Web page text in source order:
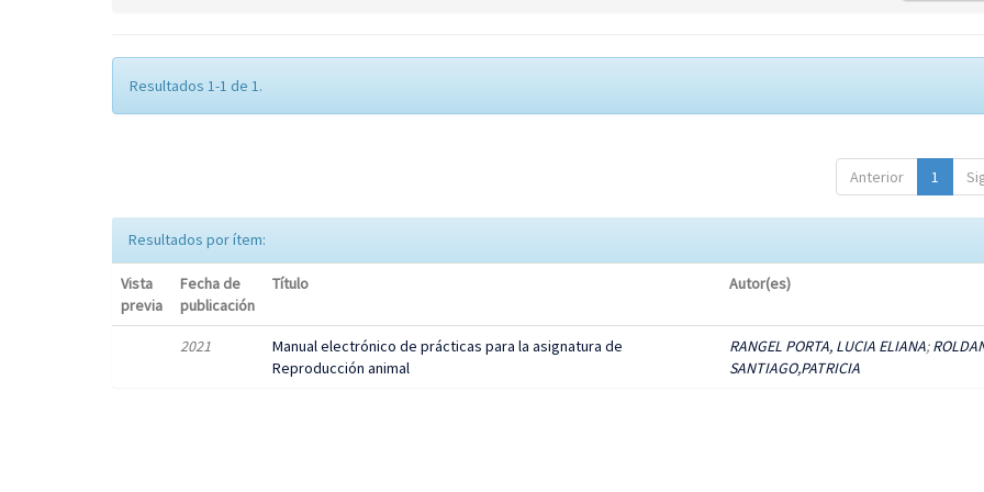
Resultados 1-1 de 1.
Anterior 1
Resultados por ítem:
Vista
previa
Fecha de
publicación
Título Autor(es)
2021
Manual electrónico de prácticas para la asignatura de
Reproducción animal
RANGEL PORTA, LUCIA ELIANA;
SANTIAGO,PATRICIA